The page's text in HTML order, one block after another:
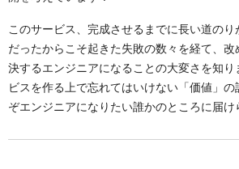
このサービス、完成させるまでに長い道の
だったからこそ起きた失敗の数々を経て、
決するエンジニアになることの大変さを知
ビスを作る上で忘れてはいけない「価値」の
ぞエンジニアになりたい誰かのところに届け